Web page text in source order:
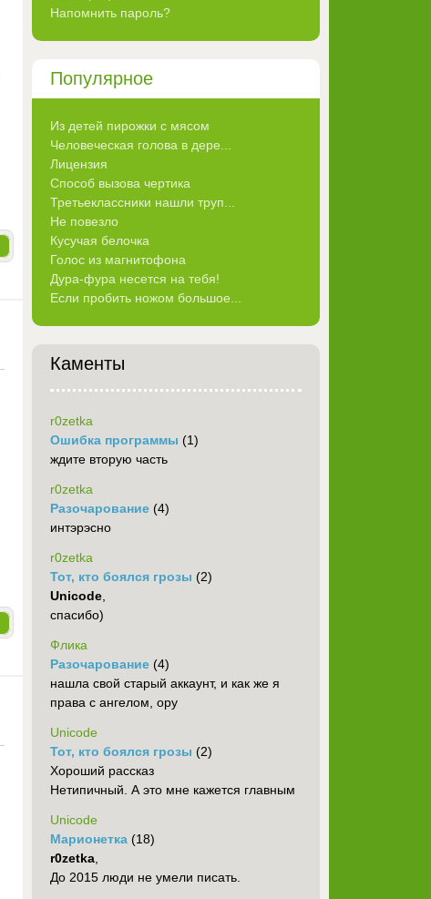
Напомнить пароль?
Популярное
Из детей пирожки с мясом
Человеческая голова в дере...
Лицензия
Способ вызова чертика
Третьеклассники нашли труп...
Не повезло
Кусучая белочка
Голос из магнитофона
Дура-фура несется на тебя!
Если пробить ножом большое...
Каменты
r0zetka
Ошибка программы (1)
ждите вторую часть
r0zetka
Разочарование (4)
интэрэсно
r0zetka
Тот, кто боялся грозы (2)
Unicode
спасибо)
Флика
Разочарование (4)
нашла свой старый аккаунт, и как же я
права с ангелом, ору
Unicode
Тот, кто боялся грозы (2)
Хороший рассказ
Нетипичный. А это мне кажется главным
Unicode
Марионетка (18)
r0zetka
До 2015 люди не умели писать.